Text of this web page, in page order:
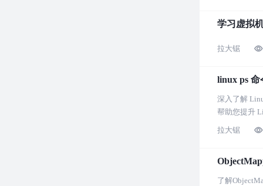
学习虚拟
拉大锯
linux ps
深入了解
帮助您提升
拉大锯
了解